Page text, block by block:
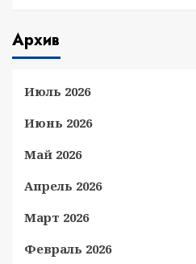
Архив
Июль 2026
Июнь 2026
Май 2026
Апрель 2026
Март 2026
Февраль 2026